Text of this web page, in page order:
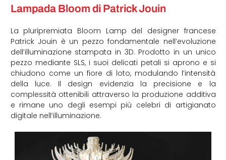
Lampada Bloom di Patrick Jouin
La pluripremiata Bloom Lamp del designer francese
Patrick Jouin è un pezzo fondamentale nell’evoluzione
dell’illuminazione stampata in 3D. Prodotto in un unico
pezzo mediante SLS, i suoi delicati petali si aprono e si
chiudono come un fiore di loto, modulando l’intensità
della luce. Il design evidenzia la precisione e la
complessità ottenibili attraverso la produzione additiva
e rimane uno degli esempi più celebri di artigianato
digitale nell’illuminazione.